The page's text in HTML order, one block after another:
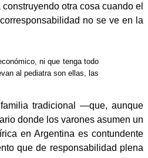
otra cosa cuando el
no se ve en la
ni que tenga todo
al pediatra son ellas, las
tradicional —que, aunque
donde los varones asumen un
en Argentina es contundente
que de responsabilidad plena